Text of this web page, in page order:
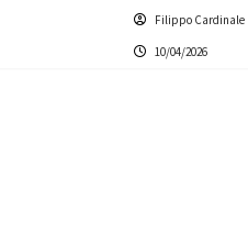
Filippo Cardinale
10/04/2026